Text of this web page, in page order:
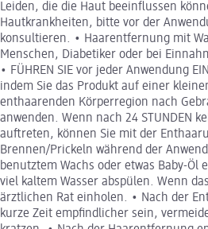
Leiden, die die Haut beeinflussen
Hautkrankheiten, bitte vor der
konsultieren. • Haarentfernung mit
Menschen, Diabetiker oder bei
• FÜHREN SIE vor jeder Anwendung
indem Sie das Produkt auf einer
enthaarenden Körperregion nach
anwenden. Wenn nach 24 STUNDEN
auftreten, können Sie mit der
Brennen/Prickeln während der
benutztem Wachs oder etwas Baby-
viel kaltem Wasser abspülen. Wenn
ärztlichen Rat einholen. • Nach der
kurze Zeit empfindlicher sein,